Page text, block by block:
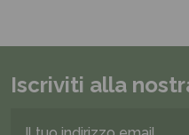
Iscriviti alla